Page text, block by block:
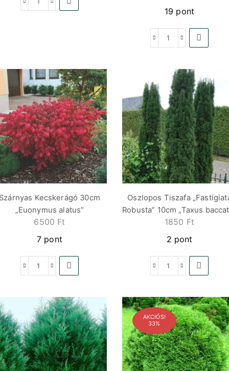
19 pont
Kecskerágó 30cm
„Euonymus alatus”
6500 Ft
7 pont
Oszlopos Tiszafa
Robusta” 10cm „Taxus
1850 Ft
2 pont
AKCIÓS!
33%